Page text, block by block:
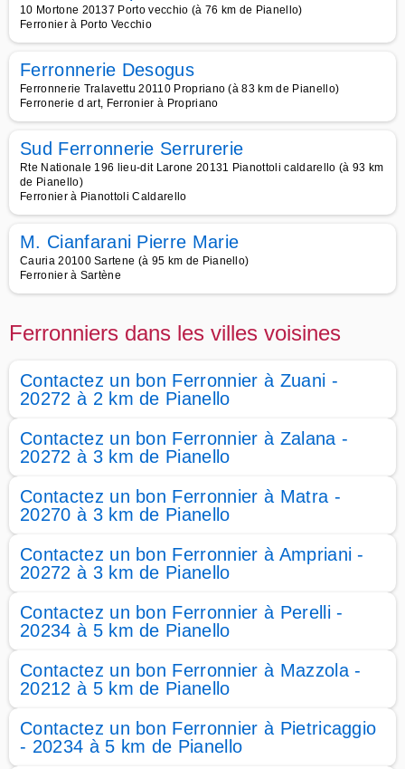
10 Mortone 20137 Porto vecchio (à 76 km de Pianello)
Ferronier à Porto Vecchio
Ferronnerie Desogus
Ferronnerie Tralavettu 20110 Propriano (à 83 km de Pianello)
Ferronerie d art, Ferronier à Propriano
Sud Ferronnerie Serrurerie
Rte Nationale 196 lieu-dit Larone 20131 Pianottoli caldarello (à 93 km
de Pianello)
Ferronier à Pianottoli Caldarello
M. Cianfarani Pierre Marie
Cauria 20100 Sartene (à 95 km de Pianello)
Ferronier à Sartène
Ferronniers dans les villes voisines
Contactez un bon Ferronnier à Zuani -
20272 à 2 km de Pianello
Contactez un bon Ferronnier à Zalana -
20272 à 3 km de Pianello
Contactez un bon Ferronnier à Matra -
20270 à 3 km de Pianello
Contactez un bon Ferronnier à Ampriani -
20272 à 3 km de Pianello
Contactez un bon Ferronnier à Perelli -
20234 à 5 km de Pianello
Contactez un bon Ferronnier à Mazzola -
20212 à 5 km de Pianello
Contactez un bon Ferronnier à Pietricaggio
- 20234 à 5 km de Pianello